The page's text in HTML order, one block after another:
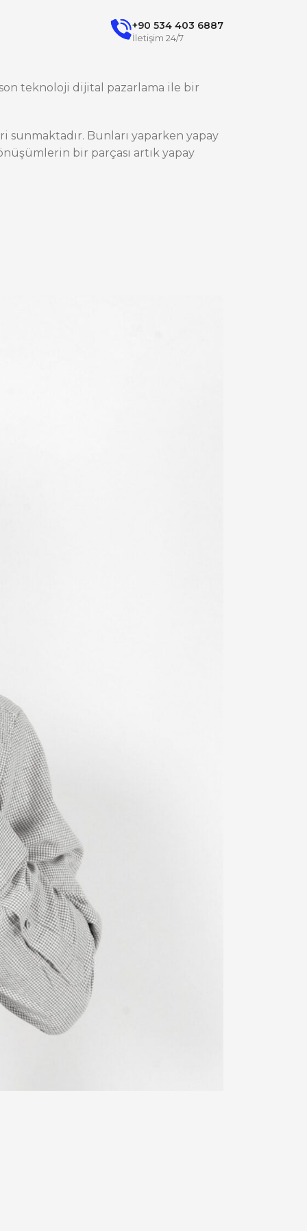
+90 534 403 6887
İletişim 24/7
teknoloji dijital pazarlama ile bir
Bunları yaparken yapay
bir parçası artık yapay